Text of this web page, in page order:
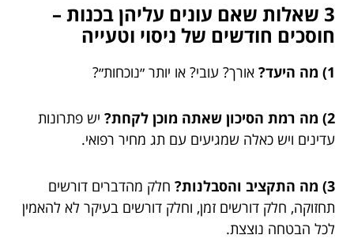
3 שאלות שאם עונים עליהן בכנות –
חוסכים חודשים של ניסוי וטעייה
1) מה היעד? אורך? עובי? או יותר ״נוכחות״?
2) מה רמת הסיכון שאתה מוכן לקחת?
יש פתרונות
עדינים ויש כאלה שמגיעים עם תג מחיר רפואי.
3) מה התקציב והסבלנות?
חלק מהדברים דורשים
תחזוקה, חלק דורשים זמן, וחלק דורשים בעיקר לא להאמין
לכל הבטחה נוצצת.